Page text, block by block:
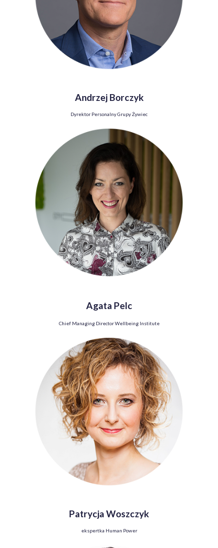
Andrzej Borczyk
Dyrektor Personalny Grupy Żywiec
Agata Pelc
Chief Managing Director Wellbeing Institute
Patrycja Woszczyk
ekspertka Human Power